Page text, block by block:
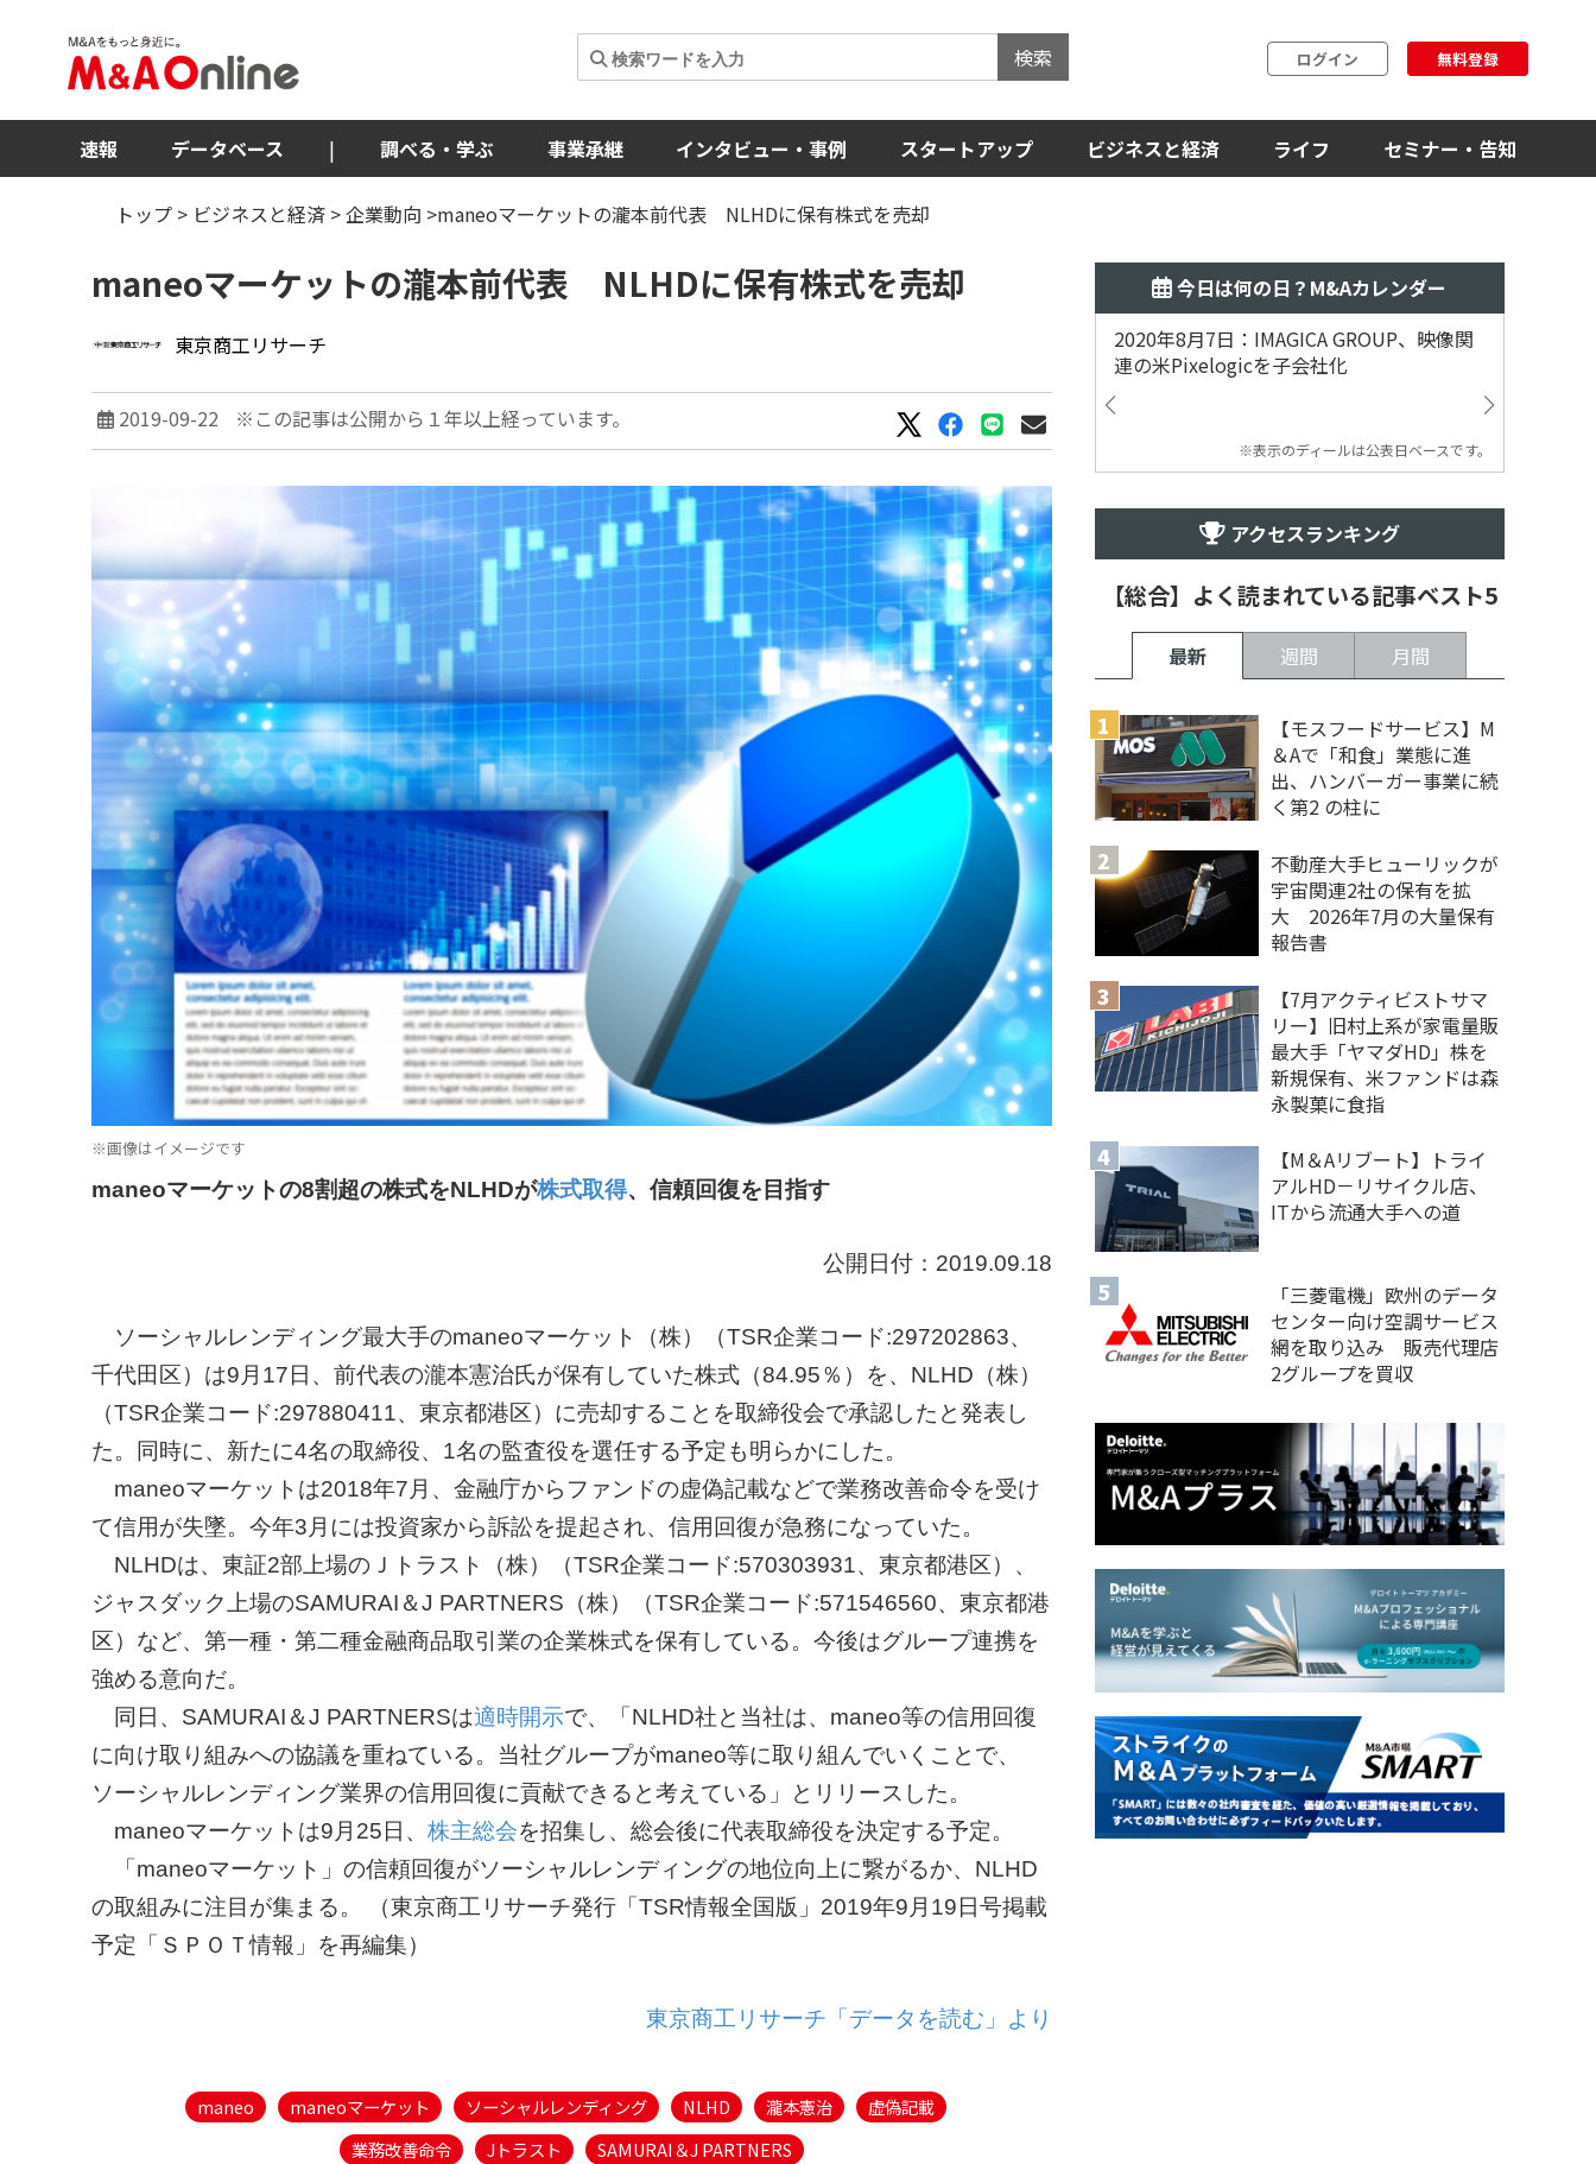
検索 ログイン 無料登録
速報 データベース | 調べる・学ぶ 事業承継 インタビュー・事例 スタートアップ ビジネスと経済 ライフ セミナー・告知
トップ > ビジネスと経済 >企業動向 >maneoマーケットの瀧本前代表 NLHDに保有株式を売却
maneoマーケットの瀧本前代表 NLHDに保有株式を売却
東京商工リサーチ
2019-09-22 ※この記事は公開から１年以上経っています。
※画像はイメージです
maneoマーケットの8割超の株式をNLHDが株式取得、信頼回復を目指す
公開日付：2019.09.18
ソーシャルレンディング最大手のmaneoマーケット（株）（TSR企業コード:297202863、
千代田区）は9月17日、前代表の瀧本憲治氏が保有していた株式（84.95％）を、NLHD（株）
（TSR企業コード:297880411、東京都港区）に売却することを取締役会で承認したと発表し
た。同時に、新たに4名の取締役、1名の監査役を選任する予定も明らかにした。
maneoマーケットは2018年7月、金融庁からファンドの虚偽記載などで業務改善命令を受け
て信用が失墜。今年3月には投資家から訴訟を提起され、信用回復が急務になっていた。
NLHDは、東証2部上場のＪトラスト（株）（TSR企業コード:570303931、東京都港区）、
ジャスダック上場のSAMURAI＆J PARTNERS（株）（TSR企業コード:571546560、東京都港
区）など、第一種・第二種金融商品取引業の企業株式を保有している。今後はグループ連携を
強める意向だ。
同日、SAMURAI＆J PARTNERSは適時開示で、「NLHD社と当社は、maneo等の信用回復
に向け取り組みへの協議を重ねている。当社グループがmaneo等に取り組んでいくことで、
ソーシャルレンディング業界の信用回復に貢献できると考えている」とリリースした。
maneoマーケットは9月25日、 株主総会を招集し、総会後に代表取締役を決定する予定。
「maneoマーケット」の信頼回復がソーシャルレンディングの地位向上に繋がるか、NLHD
の取組みに注目が集まる。 （東京商工リサーチ発行「TSR情報全国版」2019年9月19日号掲載
予定「ＳＰＯＴ情報」を再編集）
東京商工リサーチ「データを読む」より
maneo maneoマーケット ソーシャルレンディング NLHD 瀧本憲治
虚偽記載
業務改善命令
Jトラスト SAMURAI＆J PARTNERS
今日は何の日？M&Aカレンダー
2020年8月7日：IMAGICA GROUP、映像関
連の米Pixelogicを子会社化
※表示のディールは公表日ベースです。
アクセスランキング
【総合】よく読まれている記事ベスト5
最新 週間 月間
【モスフードサービス】M
＆Aで「和食」業態に進
出、ハンバーガー事業に続
く第2 の柱に
不動産大手ヒューリックが
宇宙関連2社の保有を拡
大 2026年7月の大量保有
報告書
【7月アクティビストサマ
リー】旧村上系が家電量販
最大手「ヤマダHD」株を
新規保有、米ファンドは森
永製菓に食指
【M＆Aリブート】トライ
アルHD－リサイクル店、
ITから流通大手への道
「三菱電機」欧州のデータ
センター向け空調サービス
網を取り込み 販売代理店
2グループを買収